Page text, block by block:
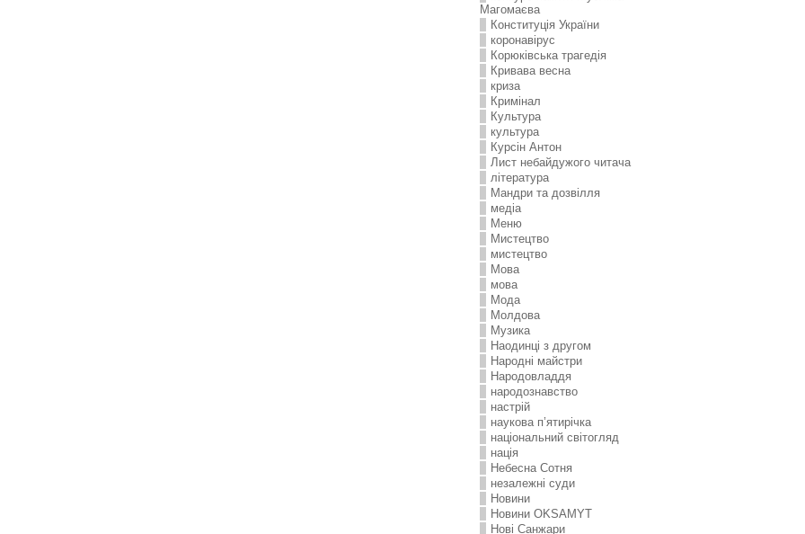
Магомаєва
Конституція України
коронавірус
Корюківська трагедія
Кривава весна
криза
Кримінал
Культура
культура
Курсін Антон
Лист небайдужого читача
література
Мандри та дозвілля
медіа
Меню
Мистецтво
мистецтво
Мова
мова
Мода
Молдова
Музика
Наодинці з другом
Народні майстри
Народовладдя
народознавство
настрій
наукова п’ятирічка
національний світогляд
нація
Небесна Сотня
незалежні суди
Новини
Новини OKSAMYT
Нові Санжари